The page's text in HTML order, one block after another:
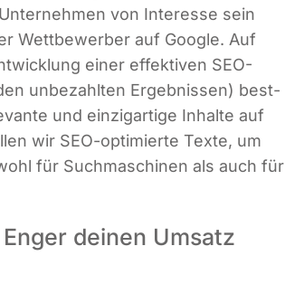
von Inter­es­se sein
Wett­be­wer­ber auf Goog­le. Auf
einer effek­ti­ven SEO-
unbe­zahl­ten Ergeb­nis­sen) best­
und ein­zig­ar­ti­ge Inhal­te auf
wir SEO-opti­mier­te Tex­te, um
für Such­ma­schi­nen als auch für
deinen Umsatz